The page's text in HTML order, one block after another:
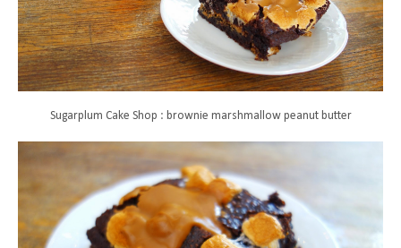
Sugarplum Cake Shop : brownie marshmallow peanut butter